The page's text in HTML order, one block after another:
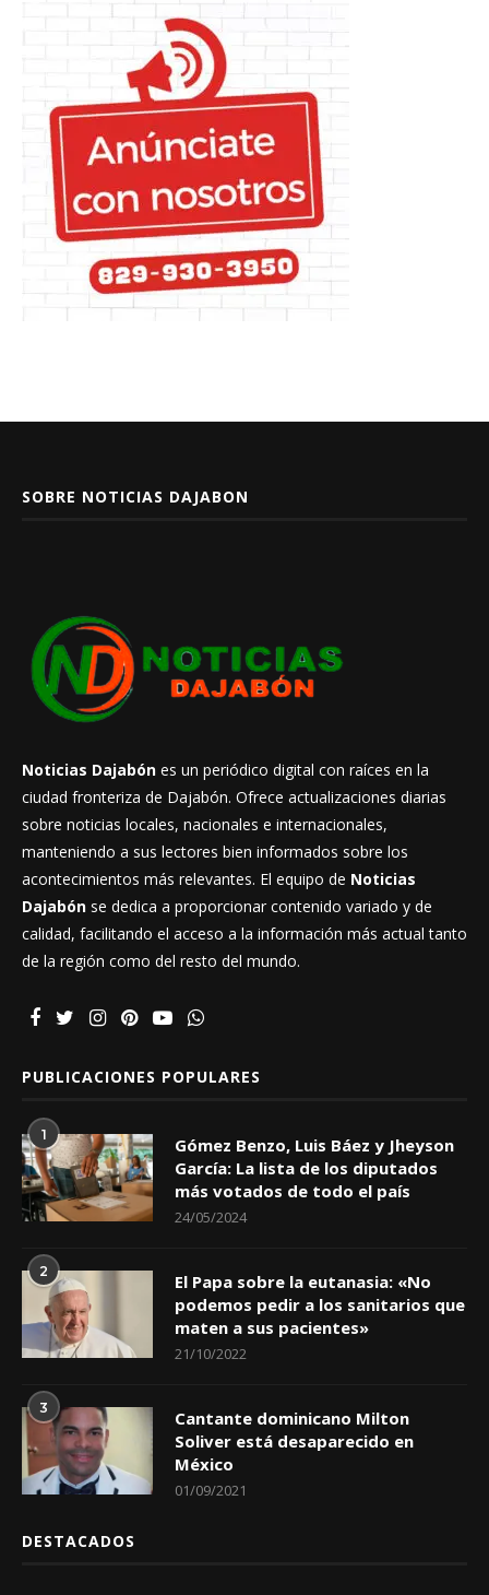
SOBRE NOTICIAS DAJABON
Noticias Dajabón es un periódico digital con raíces en la
ciudad fronteriza de Dajabón. Ofrece actualizaciones diarias
sobre noticias locales, nacionales e internacionales,
manteniendo a sus lectores bien informados sobre los
acontecimientos más relevantes. El equipo de Noticias
Dajabón se dedica a proporcionar contenido variado y de
calidad, facilitando el acceso a la información más actual tanto
de la región como del resto del mundo.
PUBLICACIONES POPULARES
1
Gómez Benzo, Luis Báez y Jheyson
García: La lista de los diputados
más votados de todo el país
24/05/2024
2
El Papa sobre la eutanasia: «No
podemos pedir a los sanitarios que
maten a sus pacientes»
21/10/2022
3
Cantante dominicano Milton
Soliver está desaparecido en
México
01/09/2021
DESTACADOS